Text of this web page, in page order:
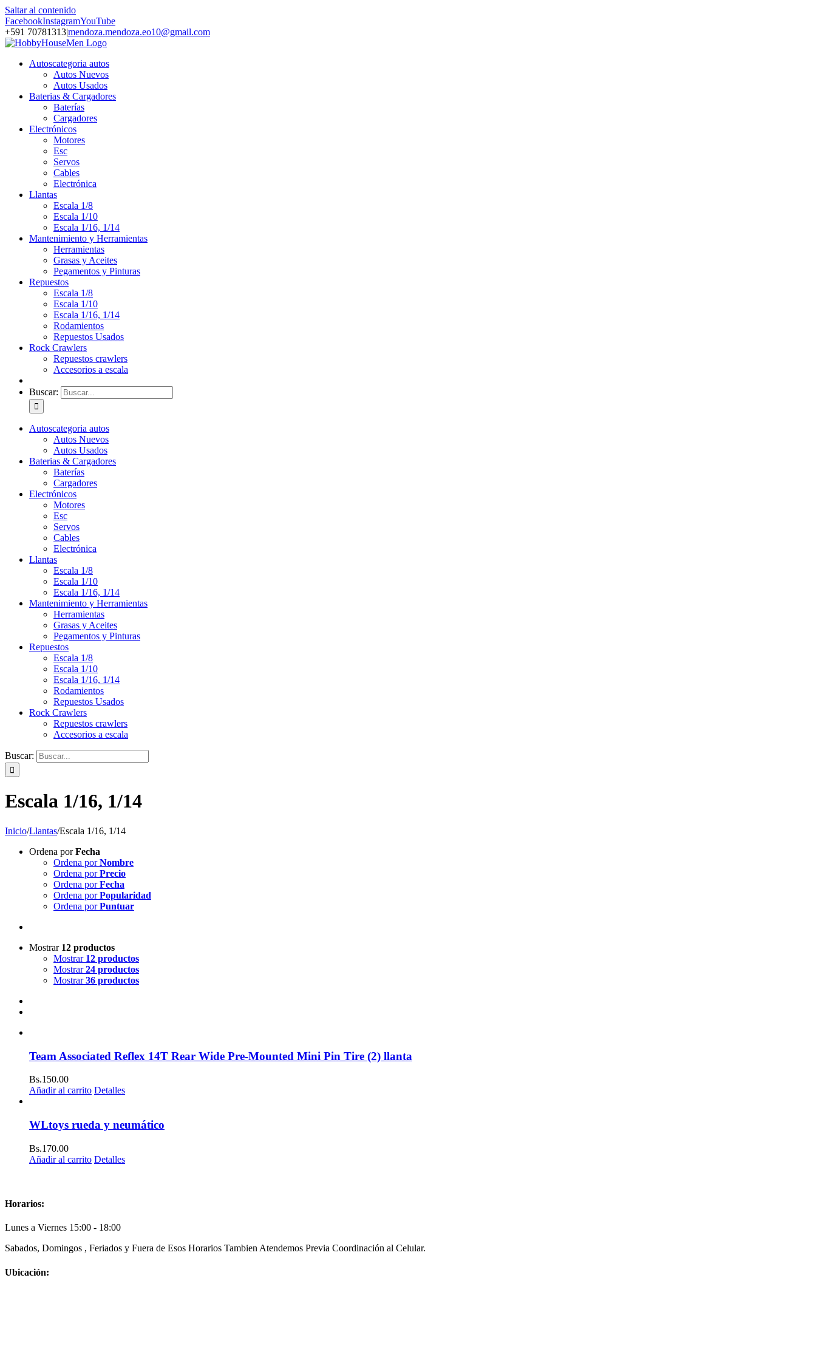
Saltar al contenido
FacebookInstagramYouTube
+591 70781313|mendoza.mendoza.eo10@gmail.com
Autoscategoria autos
Autos Nuevos
Autos Usados
Baterias & Cargadores
Baterías
Cargadores
Electrónicos
Motores
Esc
Servos
Cables
Electrónica
Llantas
Escala 1/8
Escala 1/10
Escala 1/16, 1/14
Mantenimiento y Herramientas
Herramientas
Grasas y Aceites
Pegamentos y Pinturas
Repuestos
Escala 1/8
Escala 1/10
Escala 1/16, 1/14
Rodamientos
Repuestos Usados
Rock Crawlers
Repuestos crawlers
Accesorios a escala
Buscar:
Autoscategoria autos
Autos Nuevos
Autos Usados
Baterias & Cargadores
Baterías
Cargadores
Electrónicos
Motores
Esc
Servos
Cables
Electrónica
Llantas
Escala 1/8
Escala 1/10
Escala 1/16, 1/14
Mantenimiento y Herramientas
Herramientas
Grasas y Aceites
Pegamentos y Pinturas
Repuestos
Escala 1/8
Escala 1/10
Escala 1/16, 1/14
Rodamientos
Repuestos Usados
Rock Crawlers
Repuestos crawlers
Accesorios a escala
Buscar:
Escala 1/16, 1/14
Inicio/Llantas/Escala 1/16, 1/14
Ordena porFecha
Ordena porNombre
Ordena porPrecio
Ordena porFecha
Ordena porPopularidad
Ordena porPuntuar
Mostrar 12 productos
Mostrar 12 productos
Mostrar24 productos
Mostrar36 productos
Team Associated Reflex 14T Rear Wide Pre-Mounted Mini Pin Tire (2) llanta
Bs.150.00
Añadir al carrito Detalles
WLtoys rueda y neumático
Bs.170.00
Añadir al carrito Detalles
Horarios:
Lunes a Viernes 15:00 - 18:00
Sabados, Domingos , Feriados y Fuera de Esos Horarios Tambien Atendemos Previa Coordinación al Celular.
Ubicación: